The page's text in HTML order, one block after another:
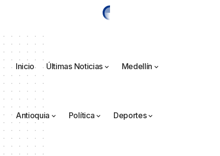
Inicio Últimas Noticias Medellín
Antioquia Política Deportes